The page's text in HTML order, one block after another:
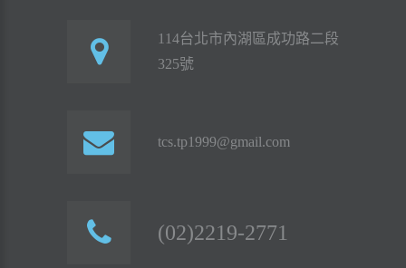
114台北市內湖區成功路二段
325號
tcs.tp1999@gmail.com
(02)2219-2771